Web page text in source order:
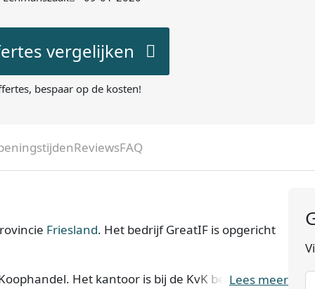
vergelijken
bespaar op de kosten!
ReviewsFAQ
Friesland. Het bedrijf GreatIF is opgericht
Het kantoor is bij de KvK bekendLees meer